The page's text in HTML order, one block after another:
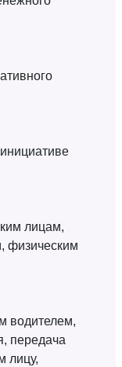
лицам,
физическим
водителем,
передача
лицу,